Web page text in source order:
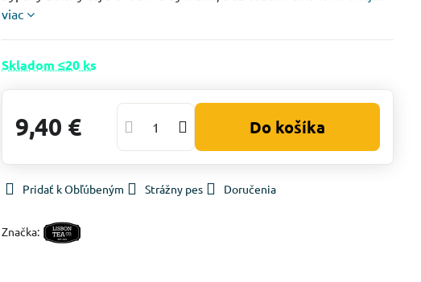
viac
Skladom ≤20 ks
9,40 € Do košíka
Pridať k Obľúbeným Strážny pes Doručenia
Značka: